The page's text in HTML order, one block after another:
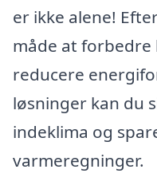
er ikke alene!
måde at
reducere
løsninger kan du
indeklima og
varmeregninger.